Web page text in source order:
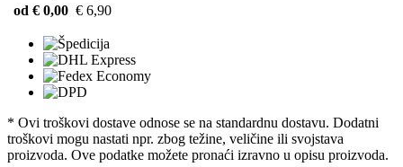
od € 0,00 € 6,90
* Ovi troškovi dostave odnose se na standardnu ​​dostavu. Dodatni
troškovi mogu nastati npr. zbog težine, veličine ili svojstava
proizvoda. Ove podatke možete pronaći izravno u opisu proizvoda.